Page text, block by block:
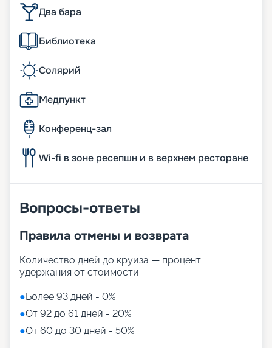
Два бара
Библиотека
Солярий
Медпункт
Конференц-зал
Wi-fi в зоне ресепшн и в верхнем ресторане
Вопросы-ответы
Правила отмены и возврата
Количество дней до круиза — процент
удержания от стоимости:
●Более 93 дней - 0%
●От 92 до 61 дней - 20%
●От 60 до 30 дней - 50%